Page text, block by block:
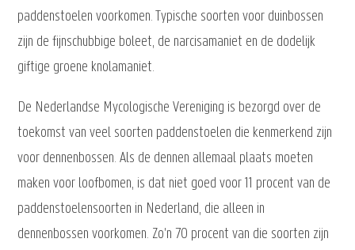
paddenstoelen voorkomen. Typische soorten voor duinbossen
zijn de fijnschubbige boleet, de narcisamaniet en de dodelijk
giftige groene knolamaniet.
De Nederlandse Mycologische Vereniging is bezorgd over de
toekomst van veel soorten paddenstoelen die kenmerkend zijn
voor dennenbossen. Als de dennen allemaal plaats moeten
maken voor loofbomen, is dat niet goed voor 11 procent van de
paddenstoelensoorten in Nederland, die alleen in
dennenbossen voorkomen. Zo'n 70 procent van die soorten zijn